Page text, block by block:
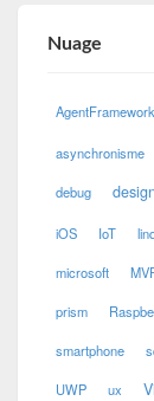
Nuage
AgentFramework
asynchronisme
debug design
iOS IoT
microsoft
prism
smartphone
UWP ux